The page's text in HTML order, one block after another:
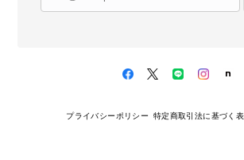
プライバシーポリシー 特定商取引法に基づく